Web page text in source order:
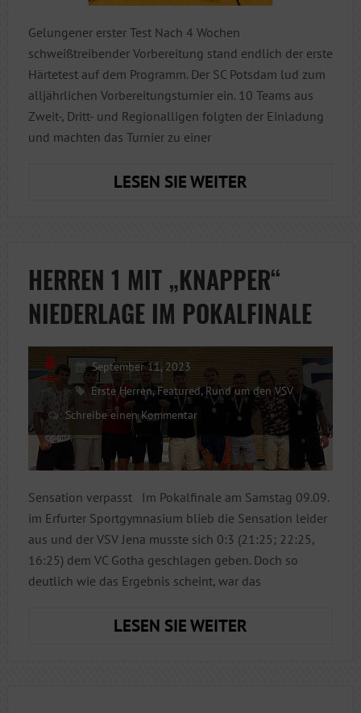
Gelungener erster Test Nach 4 Wochen
schweißtreibender Vorbereitung stand endlich der erste
Härtetest auf dem Programm. Der SC Potsdam lud zum
alljährlichen Vorbereitungsturnier ein. 10 Teams aus
Zweit-, Dritt- und Regionalligen folgten der Einladung
und machten das Turnier zu einer
LESEN SIE WEITERVSV
ERGEBNIS
BEIM
HERREN 1 MIT „KNAPPER“
NIEDERLAGE IM POKALFINALE
September 11, 2023
Erste Herren, Featured,Rund um den VSV
Schreibe einen Kommentar
Sensation verpasst Im Pokalfinale am Samstag 09.09.
im Erfurter Sportgymnasium blieb die Sensation leider
aus und der VSV Jena musste sich 0:3 (21:25; 22:25,
16:25) dem VC Gotha geschlagen geben. Doch so
deutlich wie das Ergebnis scheint, war das
LESEN SIE WEITERHERREN